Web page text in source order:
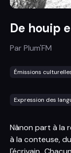
De houip
ParPlum'FM
Émissions
Expression des
Nânon part à la
à la conteuse,